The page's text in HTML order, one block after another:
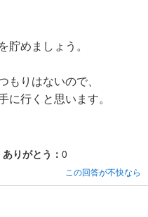
めましょう。
りはないので、
行くと思います。
ありがとう： 0
この回答が不快なら